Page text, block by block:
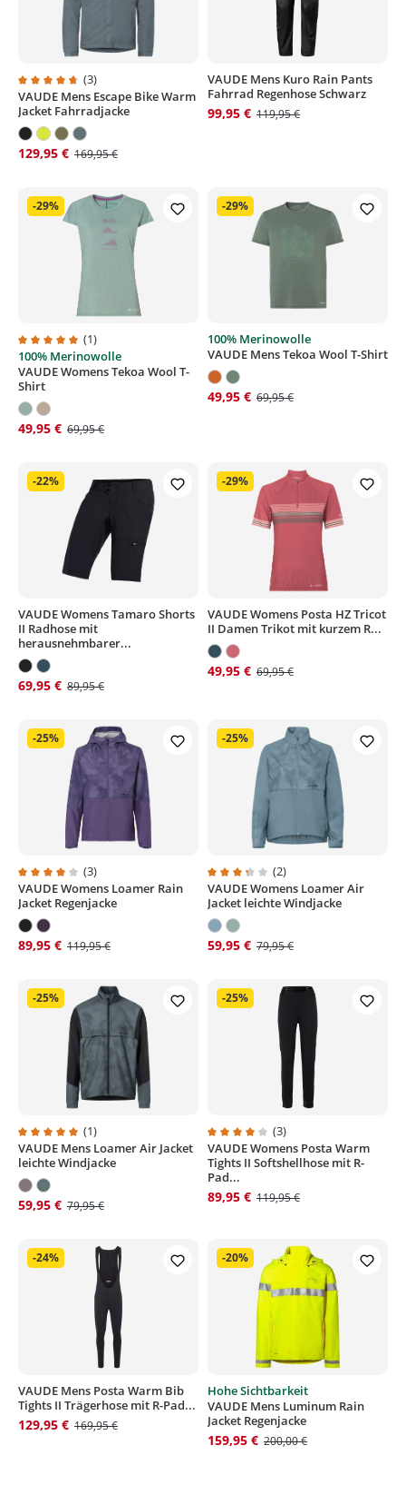
Durchschnittliche Bewertung von 4.6 von 5 Sternen
(3)
VAUDE Mens Escape Bike Warm
Jacket Fahrradjacke
129,95 € 169,95 €
VAUDE Mens Kuro Rain Pants
Fahrrad Regenhose Schwarz
99,95 € 119,95 €
Durchschnittliche Bewertung von 5 von 5 Sternen
(1)
100% Merinowolle
VAUDE Womens Tekoa Wool T-
Shirt
49,95 € 69,95 €
-29%
100% Merinowolle
VAUDE Mens Tekoa Wool T-Shirt
49,95 € 69,95 €
-29%
VAUDE Womens Tamaro Shorts
II Radhose mit
herausnehmbarer...
69,95 € 89,95 €
-22%
VAUDE Womens Posta HZ Tricot
II Damen Trikot mit kurzem R...
49,95 € 69,95 €
-29%
Durchschnittliche Bewertung von 4 von 5 Sternen
(3)
VAUDE Womens Loamer Rain
Jacket Regenjacke
89,95 € 119,95 €
-25%
Durchschnittliche Bewertung
(2)
VAUDE Womens Loamer Air
Jacket leichte Windjacke
59,95 € 79,95 €
-25%
Durchschnittliche Bewertung von 5 von 5 Sternen
(1)
VAUDE Mens Loamer Air Jacket
leichte Windjacke
59,95 € 79,95 €
-25%
Durchschnittliche Bewertung
(3)
VAUDE Womens Posta Warm
Tights II Softshellhose mit R-
Pad...
89,95 € 119,95 €
-25%
VAUDE Mens Posta Warm Bib
Tights II Trägerhose mit R-Pad...
129,95 € 169,95 €
-24%
Hohe Sichtbarkeit
VAUDE Mens Luminum Rain
Jacket Regenjacke
159,95 € 200,00 €
-20%